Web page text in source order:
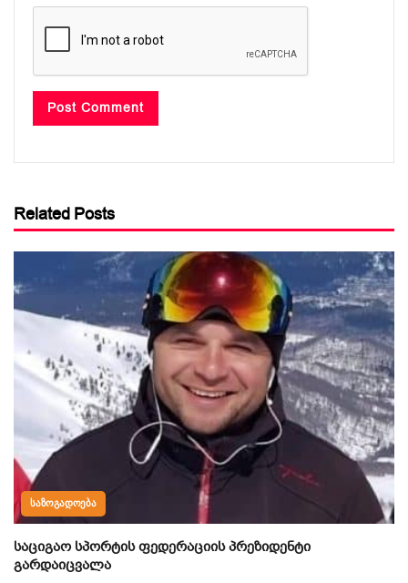
Related Posts
ᲡᲐᲖᲝᲒᲐᲓᲝᲔᲑᲐ
საციგაო სპორტის ფედერაციის პრეზიდენტი
გარდაიცვალა